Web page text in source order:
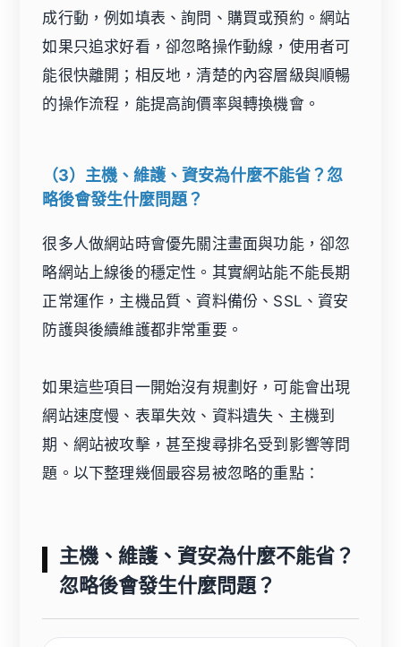
成行動，例如填表、詢問、購買或預約。網站
如果只追求好看，卻忽略操作動線，使用者可
能很快離開；相反地，清楚的內容層級與順暢
的操作流程，能提高詢價率與轉換機會。
（3）主機、維護、資安為什麼不能省？忽
略後會發生什麼問題？
很多人做網站時會優先關注畫面與功能，卻忽
略網站上線後的穩定性。其實網站能不能長期
正常運作，主機品質、資料備份、SSL、資安
防護與後續維護都非常重要。
如果這些項目一開始沒有規劃好，可能會出現
網站速度慢、表單失效、資料遺失、主機到
期、網站被攻擊，甚至搜尋排名受到影響等問
題。以下整理幾個最容易被忽略的重點：
主機、維護、資安為什麼不能省？
忽略後會發生什麼問題？